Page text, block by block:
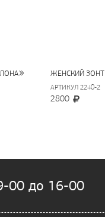
» ЖЕНСКИЙ ЗОНТ
АРТИКУЛ 2240-2
2800
00 до 16-00